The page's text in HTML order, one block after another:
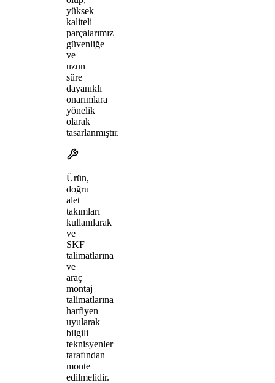
yüksek
kaliteli
parçalarımız
güvenliğe
ve
uzun
süre
dayanıklı
onarımlara
yönelik
olarak
tasarlanmıştır.
Ürün,
doğru
alet
takımları
kullanılarak
ve
SKF
talimatlarına
ve
araç
montaj
talimatlarına
harfiyen
uyularak
bilgili
teknisyenler
tarafından
monte
edilmelidir.